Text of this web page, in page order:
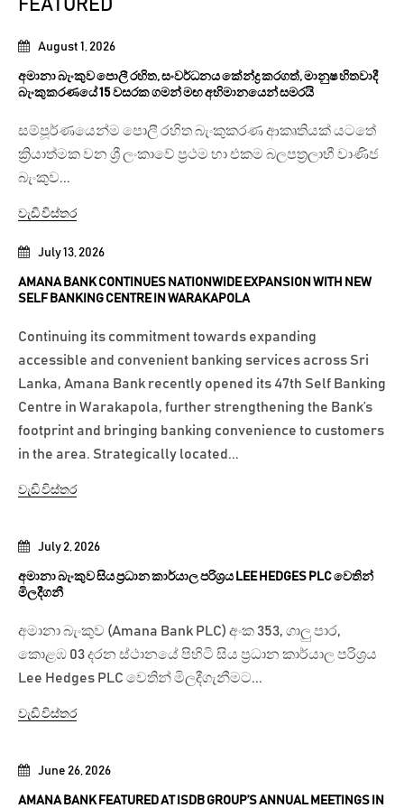
FEATURED
June 26, 2026
AMANA BANK FEATURED AT ISDB GROUP’S ANNUAL MEETINGS IN
July 2, 2026
අමානා බැංකුව සිය ප්‍රධාන කාර්යාල පරිශ්‍රය LEE HEDGES PLC වෙතින්
මිලදීගනී
අමානා බැංකුව (Amana Bank PLC) අංක 353, ගාලු පාර,
කොළඹ 03 දරන ස්ථානයේ පිහිටි සිය ප්‍රධාන කාර්යාල පරිශ්‍රය
Lee Hedges PLC වෙතින් මිලදීගැනීමට...
වැඩි විස්තර
July 13, 2026
AMANA BANK CONTINUES NATIONWIDE EXPANSION WITH NEW
SELF BANKING CENTRE IN WARAKAPOLA
Continuing its commitment towards expanding
accessible and convenient banking services across Sri
Lanka, Amana Bank recently opened its 47th Self Banking
Centre in Warakapola, further strengthening the Bank’s
footprint and bringing banking convenience to customers
in the area. Strategically located...
වැඩි විස්තර
August 1, 2026
අමානා බැංකුව පොලී රහිත, සංවර්ධනය කේන්ද්‍ර කරගත්, මානුෂ හිතවාදී
බැංකුකරණයේ 15 වසරක ගමන් මඟ අභිමානයෙන් සමරයි
සම්පූර්ණයෙන්ම පොලී රහිත බැංකුකරණ ආකෘතියක් යටතේ
ක්‍රියාත්මක වන ශ්‍රී ලංකාවේ ප්‍රථම හා එකම බලපත්‍රලාභී වාණිජ
බැංකුව...
වැඩි විස්තර